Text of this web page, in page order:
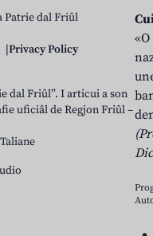
Patrie dal Friûl
Privacy Policy
dal Friûl”. I articui a son
uficiâl de Regjon Friûl –